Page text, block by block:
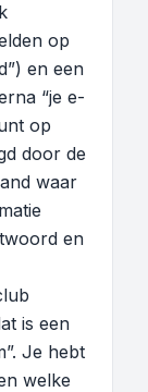
op
en een
“je e-
op
door de
waar
en
is een
Je hebt
welke